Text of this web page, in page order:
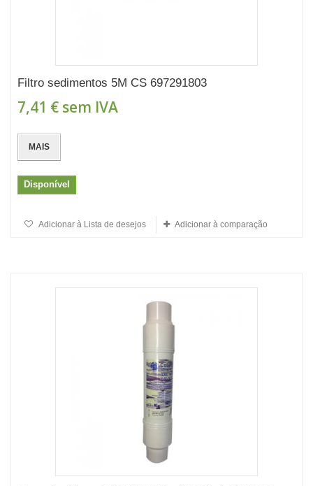
Filtro sedimentos 5M CS 697291803
7,41 € sem IVA
MAIS
Disponível
Adicionar à Lista de desejos Adicionar à comparação